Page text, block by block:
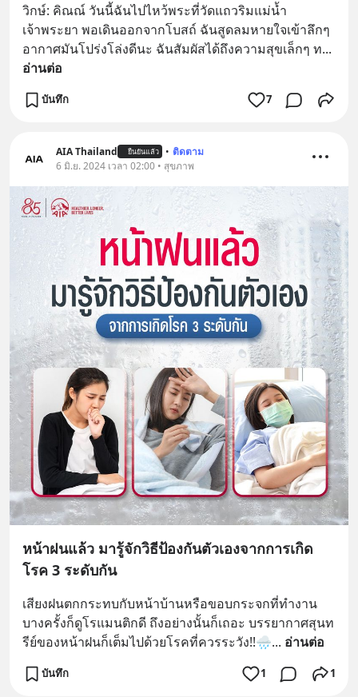
วิกษ์: คิณณ์ วันนี้ฉันไปไหว้พระที่วัดแถวริมแม่น้ำ
เจ้าพระยา พอเดินออกจากโบสถ์ ฉันสูดลมหายใจเข้าลึกๆ
อากาศมันโปร่งโล่งดีนะ ฉันสัมผัสได้ถึงความสุขเล็กๆ ท
อ่านต่อ
บันทึก 7
AIA Thailand ยืนยันแล้ว • ติดตาม
6 มิ.ย. 2024 เวลา 02:00 • สุขภาพ
หน้าฝนแล้ว มารู้จักวิธีป้องกันตัวเองจากการเกิด
โรค 3 ระดับกัน
เสียงฝนตกกระทบกับหน้าบ้านหรือขอบกระจกที่ทำงาน
บางครั้งก็ดูโรแมนติกดี ถึงอย่างนั้นก็เถอะ บรรยากาศสุนท
รีย์ของหน้าฝนก็เต็มไปด้วยโรคที่ควรระวัง!!🌧... อ่านต่อ
บันทึก 1 1